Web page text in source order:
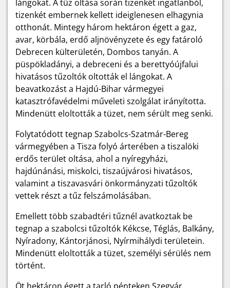
lángokat. A tűz oltása során tizenkét ingatlanból,
tizenkét embernek kellett ideiglenesen elhagynia
otthonát. Mintegy három hektáron égett a gaz,
avar, körbála, erdő aljnövényzete és egy fatároló
Debrecen külterületén, Dombos tanyán. A
püspökladányi, a debreceni és a berettyóújfalui
hivatásos tűzoltók oltották el lángokat. A
beavatkozást a Hajdú-Bihar vármegyei
katasztrófavédelmi műveleti szolgálat irányította.
Mindenütt eloltották a tüzet, nem sérült meg senki.
Folytatódott tegnap Szabolcs-Szatmár-Bereg
vármegyében a Tisza folyó árterében a tiszalöki
erdős terület oltása, ahol a nyíregyházi,
hajdúnánási, miskolci, tiszaújvárosi hivatásos,
valamint a tiszavasvári önkormányzati tűzoltók
vettek részt a tűz felszámolásában.
Emellett több szabadtéri tűznél avatkoztak be
tegnap a szabolcsi tűzoltók Kékcse, Téglás, Balkány,
Nyíradony, Kántorjánosi, Nyírmihálydi területein.
Mindenütt eloltották a tüzet, személyi sérülés nem
történt.